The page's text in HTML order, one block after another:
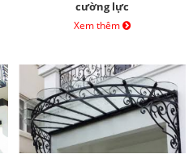
cường lực
Xem thêm